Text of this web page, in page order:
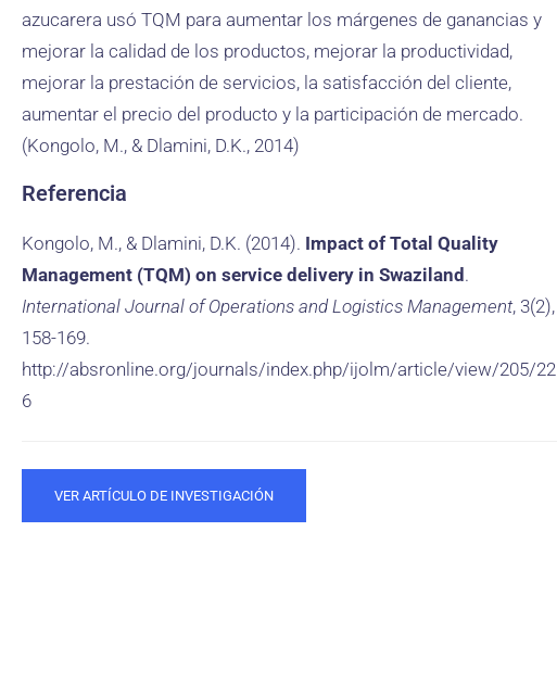
azucarera usó TQM para aumentar los márgenes de ganancias y
mejorar la calidad de los productos, mejorar la productividad,
mejorar la prestación de servicios, la satisfacción del cliente,
aumentar el precio del producto y la participación de mercado.
(Kongolo, M., & Dlamini, D.K., 2014)
Referencia
Kongolo, M., & Dlamini, D.K. (2014). Impact of Total Quality
Management (TQM) on service delivery in Swaziland .
International Journal of Operations and Logistics Management, 3(2),
158-169.
http://absronline.org/journals/index.php/ijolm/article/view/205/22
6
VER ARTÍCULO DE INVESTIGACIÓN